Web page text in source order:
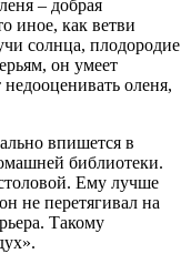
– добрая
иное, как ветви
солнца, плодородие
он умеет
оленя,
впишется в
библиотеки.
Ему лучше
не перетягивал на
Такому